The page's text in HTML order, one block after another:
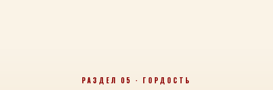
РАЗДЕЛ 05 · ГОРДОСТЬ